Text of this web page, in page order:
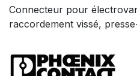
Connecteur pour
raccordement vissé,